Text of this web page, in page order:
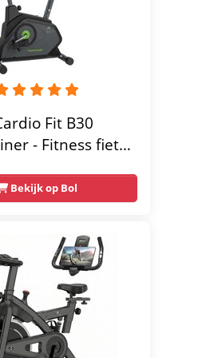
Fit B30
- Fitness fiets
-
en
Bekijk op Bol